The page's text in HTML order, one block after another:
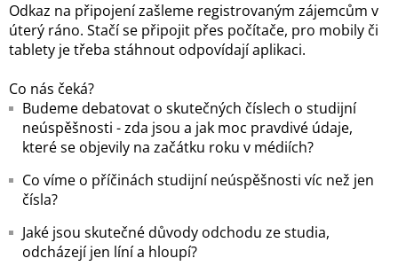
Odkaz na připojení zašleme registrovaným zájemcům v
úterý ráno. Stačí se připojit přes počítače, pro mobily či
tablety je třeba stáhnout odpovídají aplikaci.
Co nás čeká?
Budeme debatovat o skutečných číslech o studijní
neúspěšnosti - zda jsou a jak moc pravdivé údaje,
které se objevily na začátku roku v médiích?
Co víme o příčinách studijní neúspěšnosti víc než jen
čísla?
Jaké jsou skutečné důvody odchodu ze studia,
odcházejí jen líní a hloupí?